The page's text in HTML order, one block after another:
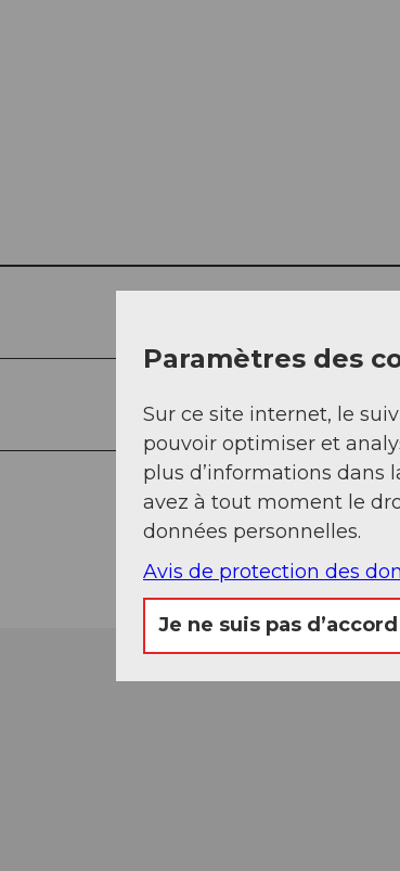
Paramètres des
Sur ce site internet, le
pouvoir optimiser et
plus d’informations dans
avez à tout moment le
données personnelles.
Avis de protection des
Je ne suis pas d’accord